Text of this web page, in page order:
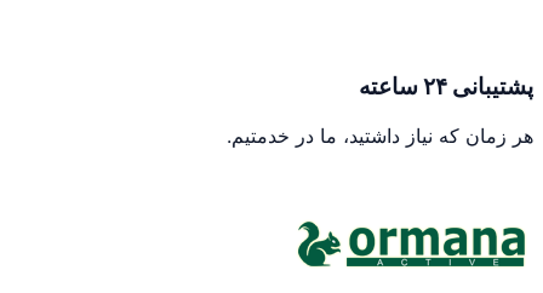
پشتیبانی ۲۴ ساعته
هر زمان که نیاز داشتید، ما در خدمتیم.